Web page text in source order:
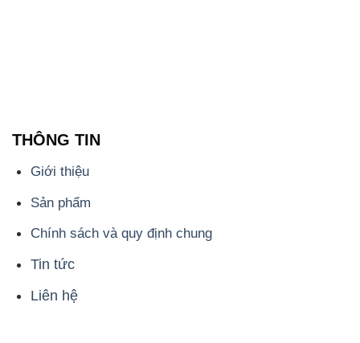
THÔNG TIN
Giới thiệu
Sản phẩm
Chính sách và quy định chung
Tin tức
Liên hệ